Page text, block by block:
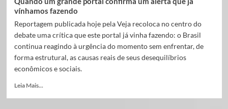
vínhamos fazendo
Reportagem publicada hoje pela Veja recoloca no centro do
debate uma crítica que este portal já vinha fazendo: o Brasil
continua reagindo à urgência do momento sem enfrentar, de
forma estrutural, as causas reais de seus desequilíbrios
econômicos e sociais.
Leia Mais...